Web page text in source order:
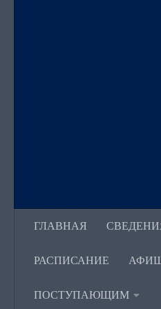
ГЛАВНАЯ
РАСПИСАНИЕ
ПОСТУПАЮЩИМ